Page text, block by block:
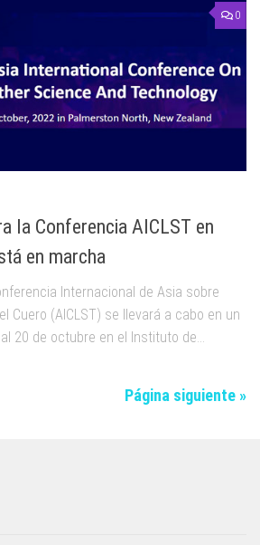
0
la Conferencia AICLST en
en marcha
Internacional de Asia sobre
Cuero (AICLST) se llevará a cabo en un
20 de octubre en el Instituto de...
Página siguiente »